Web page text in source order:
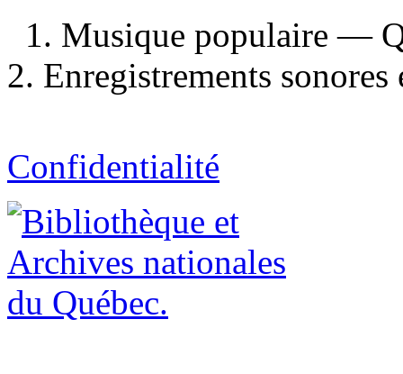
1. Musique populaire —
2. Enregistrements
Confidentialité